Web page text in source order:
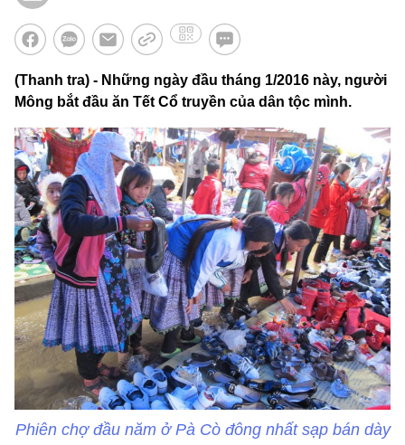
(Thanh tra) - Những ngày đầu tháng 1/2016 này, người
Mông bắt đầu ăn Tết Cổ truyền của dân tộc mình.
Phiên chợ đầu năm ở Pà Cò đông nhất sạp bán dày